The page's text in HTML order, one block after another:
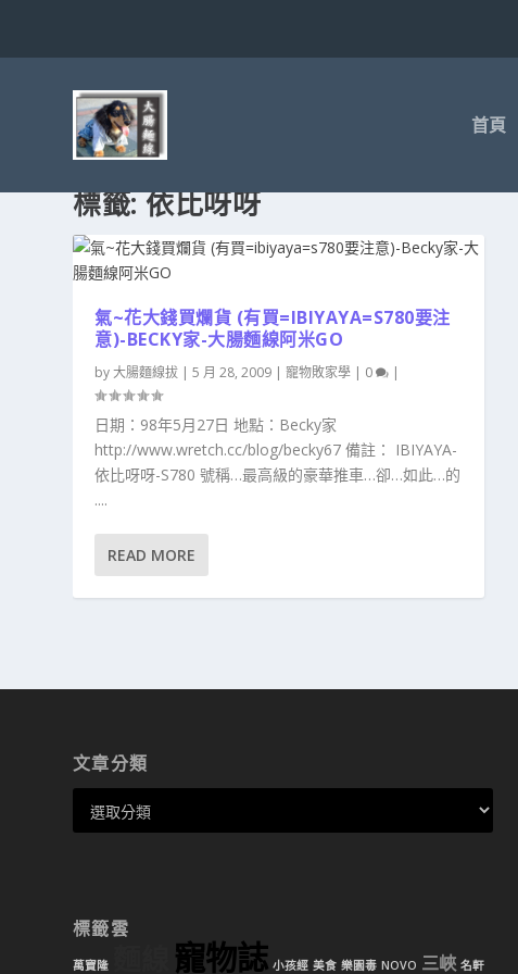
首頁
標籤:依比呀呀
氣~花大錢買爛貨 (有買=IBIYAYA=S780要注
意)-BECKY家-大腸麵線阿米GO
by大腸麵線拔 |5 月 28, 2009 |寵物敗家學 | 0 |
日期：98年5月27日 地點：Becky家
http://www.wretch.cc/blog/becky67 備註： IBIYAYA-
依比呀呀-S780 號稱…最高級的豪華推車…卻…如此…的
....
READ MORE
文章分類
標籤雲
萬寶隆 寵物誌 小孩經 美食 樂園毒 NOVO 三峽 名軒